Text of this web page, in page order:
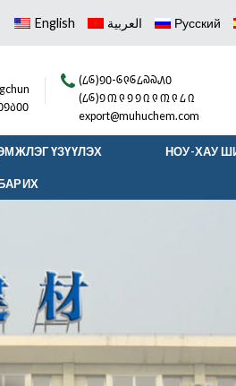
English العربية Русский
(᠘᠖)᠑᠐-᠖᠙᠖᠘᠗᠗᠕᠐
(᠘᠖)᠑ ᠓ ᠙ ᠑ ᠑ ᠒ ᠙ ᠓ ᠙ ᠘ ᠒
export@muhuchem.com
ҮЗҮҮЛЭХ НОУ-ХАУ